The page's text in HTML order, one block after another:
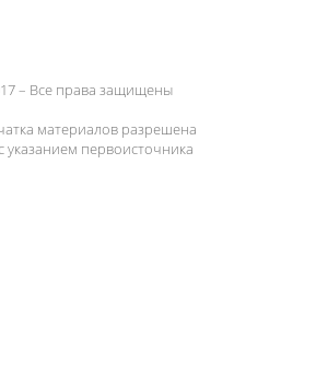
– Все права защищены
материалов разрешена
указанием первоисточника